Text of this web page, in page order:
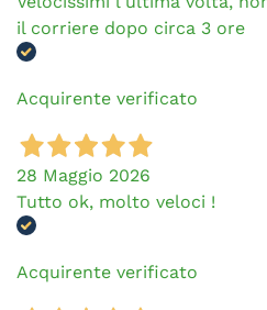
il corriere dopo circa 3 ore
Acquirente verificato
28 Maggio 2026
Tutto ok, molto veloci !
Acquirente verificato